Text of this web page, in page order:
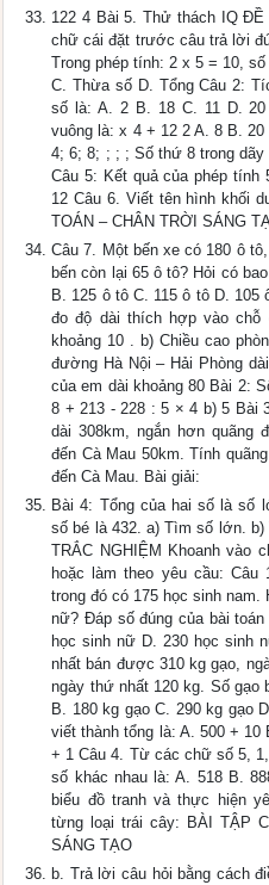
122 4 Bài 5. Thử thách IQ ĐỀ
chữ cái đặt trước câu trả lời
Trong phép tính: 2 x 5 = 10,
C. Thừa số D. Tổng Câu 2:
số là: A. 2 B. 18 C. 11 D.
vuông là: x 4 + 12 2 A. 8 B.
4; 6; 8; ; ; ; Số thứ 8 trong
Câu 5: Kết quả của phép
12 Câu 6. Viết tên hình khối
TOÁN – CHÂN TRỜI SÁNG
Câu 7. Một bến xe có 180 ô
bến còn lại 65 ô tô? Hỏi có
B. 125 ô tô C. 115 ô tô D.
đo độ dài thích hợp vào
khoảng 10 . b) Chiều cao
đường Hà Nội – Hải Phòng
của em dài khoảng 80 Bài 2:
8 + 213 - 228 : 5 × 4 b) 5 Bài
dài 308km, ngắn hơn quãng
đến Cà Mau 50km. Tính
đến Cà Mau. Bài giải:
Bài 4: Tổng của hai số là số
số bé là 432. a) Tìm số lớn.
TRẮC NGHIỆM Khoanh vào
hoặc làm theo yêu cầu:
trong đó có 175 học sinh nam.
nữ? Đáp số đúng của bài
học sinh nữ D. 230 học sinh
nhất bán được 310 kg gạo,
ngày thứ nhất 120 kg. Số gạo
B. 180 kg gạo C. 290 kg gạo
viết thành tổng là: A. 500 +
+ 1 Câu 4. Từ các chữ số 5,
số khác nhau là: A. 518 B.
biểu đồ tranh và thực hiện
từng loại trái cây: BÀI TẬP
SÁNG TẠO
b. Trả lời câu hỏi bằng cách